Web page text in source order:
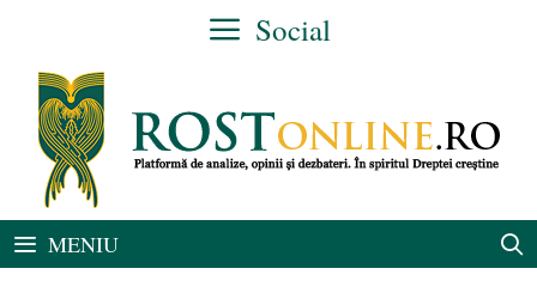
conținut
Social
MENIU